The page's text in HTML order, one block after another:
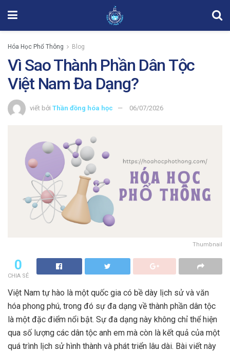
Hóa Học Phổ Thông Blog
Vì Sao Thành Phần Dân Tộc
Việt Nam Đa Dạng?
viết bởi Thần đồng hóa học 06/07/2026
Thumbnail
0
CHIA SẺ
Việt Nam tự hào là một quốc gia có bề dày lịch sử và văn
hóa phong phú, trong đó sự đa dạng về thành phần dân tộc
là một đặc điểm nổi bật. Sự đa dạng này không chỉ thể hiện
qua số lượng các dân tộc anh em mà còn là kết quả của một
quá trình lịch sử hình thành và phát triển lâu dài. Bài viết này